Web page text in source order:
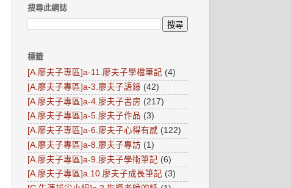
搜尋此網誌
標籤
[A.廖夫子專區]a-11.廖夫子學檔筆記 (4)
[A.廖夫子專區]a-3.廖夫子語錄 (42)
[A.廖夫子專區]a-4.廖夫子書房 (217)
[A.廖夫子專區]a-5.廖夫子作品 (3)
[A.廖夫子專區]a-6.廖夫子心得有感 (122)
[A.廖夫子專區]a-8.廖夫子專訪 (1)
[A.廖夫子專區]a-9.廖夫子學術筆記 (6)
[A.廖夫子專區]a.10.廖夫子成長筆記 (3)